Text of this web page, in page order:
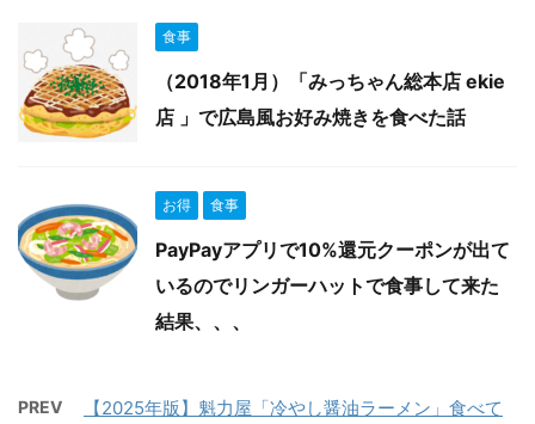
食事
（2018年1月）「みっちゃん総本店 ekie
店 」で広島風お好み焼きを食べた話
お得 食事
PayPayアプリで10%還元クーポンが出て
いるのでリンガーハットで食事して来た
結果、、、
PREV
【2025年版】魁力屋「冷やし醤油ラーメン」食べて